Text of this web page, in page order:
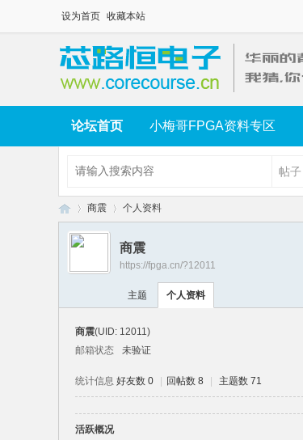
设为首页 收藏本站
论坛首页 小梅哥FPGA资料专区
帖子
›
商震
›
个人资料
商震
https://fpga.cn/?12011
主题 个人资料
商震(UID: 12011)
邮箱状态
未验证
统计信息 好友数 0 回帖数 8 主题数 71
活跃概况